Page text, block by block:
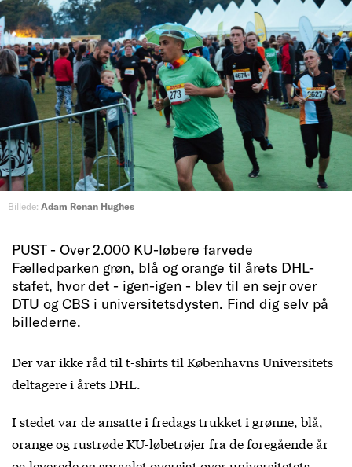
Billede: Adam Ronan Hughes
PUST - Over 2.000 KU-løbere farvede
Fælledparken grøn, blå og orange til årets DHL-
stafet, hvor det - igen-igen - blev til en sejr over
DTU og CBS i universitetsdysten. Find dig selv på
billederne.
Der var ikke råd til t-shirts til Københavns Universitets
deltagere i årets DHL.
I stedet var de ansatte i fredags trukket i grønne, blå,
orange og rustrøde KU-løbetrøjer fra de foregående år